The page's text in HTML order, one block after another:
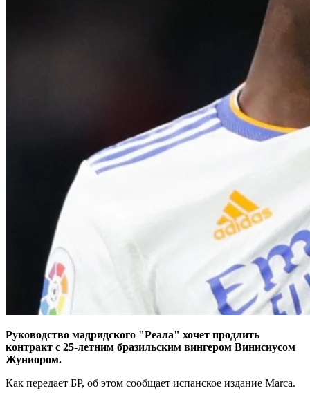
Руководство мадридского "Реала" хочет продлить
контракт с 25-летним бразильским вингером Винисиусом
Жуниором.
Как передает БР, об этом сообщает испанское издание Marca.